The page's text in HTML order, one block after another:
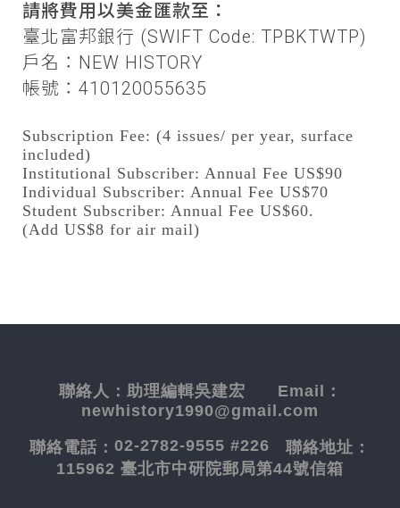
請將費用以美金匯款至：
臺北富邦銀行 (SWIFT Code: TPBKTWTP)
戶名：NEW HISTORY
帳號：410120055635
Subscription Fee: (4 issues/ per year, surface
included)
Institutional Subscriber: Annual Fee US$90
Individual Subscriber: Annual Fee US$70
Student Subscriber: Annual Fee US$60.
(Add US$8 for air mail)
聯絡人： 助理編輯吳建宏 Email：
newhistory1990@gmail.com
聯絡電話： 02-2782-9555 #226 聯絡地址：
115962 臺北市中研院郵局第44號信箱